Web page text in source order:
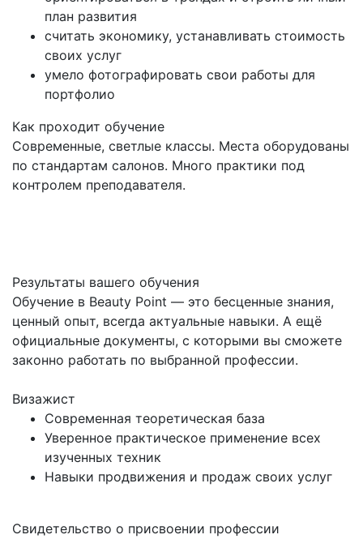
план развития
считать экономику, устанавливать стоимость
своих услуг
умело фотографировать свои работы для
портфолио
Как проходит обучение
Современные, светлые классы. Места оборудованы
по стандартам салонов. Много практики под
контролем преподавателя.
Результаты вашего обучения
Обучение в Beauty Point — это бесценные знания,
ценный опыт, всегда актуальные навыки. А ещё
официальные документы, с которыми вы сможете
законно работать по выбранной профессии.
Визажист
Современная теоретическая база
Уверенное практическое применение всех
изученных техник
Навыки продвижения и продаж своих услуг
Свидетельство о присвоении профессии